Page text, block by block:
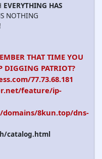
EVERYTHING HAS
NOTHING
THAT TIME YOU
DIGGING PATRIOT?
77.73.68.181
feature/ip-
8kun.top/dns-
catalog.html